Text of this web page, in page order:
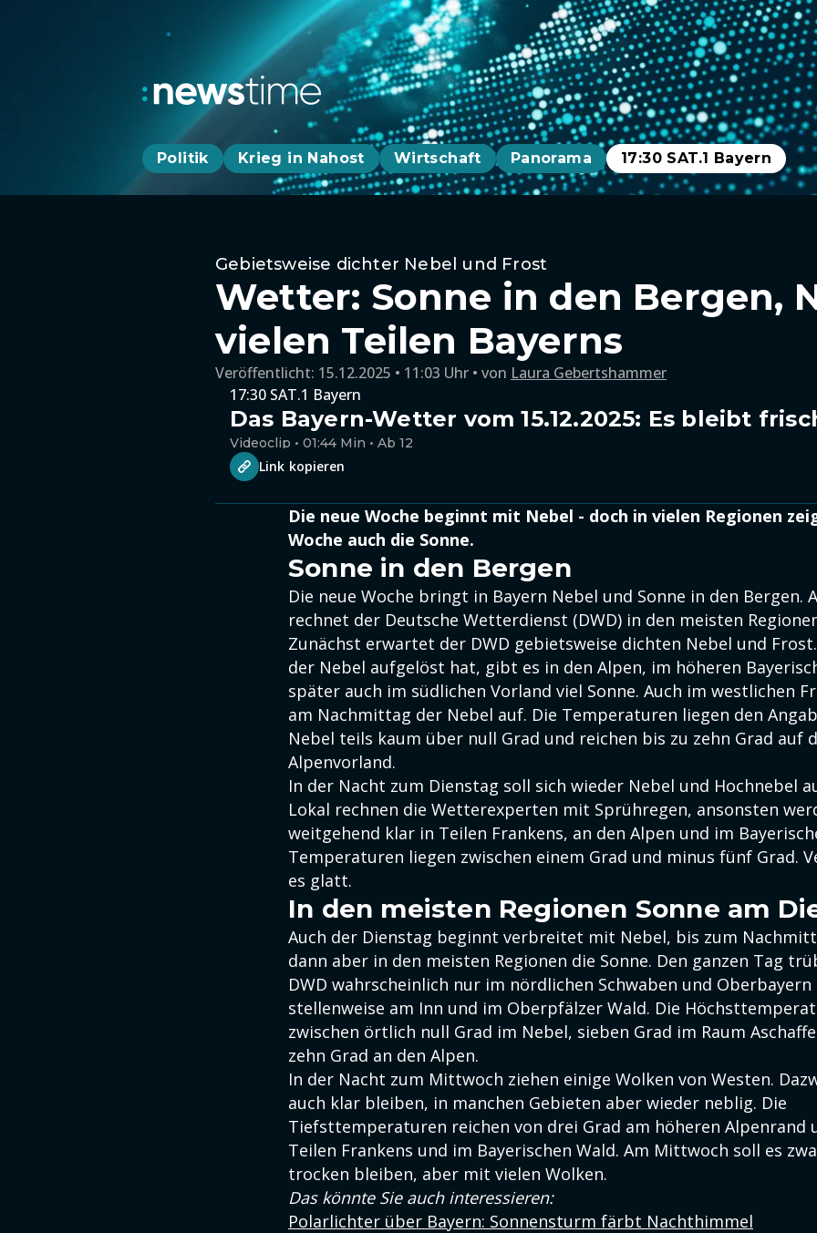
Politik Krieg in Nahost Wirtschaft Panorama 17:30 SAT.1 Bayern
Gebietsweise dichter Nebel und Frost
Wetter: Sonne in den Bergen,
vielen Teilen Bayerns
Veröffentlicht: 15.12.2025 • 11:03 Uhr von Laura Gebertshammer
17:30 SAT.1 Bayern
Das Bayern-Wetter vom 15.12.2025: Es bleibt
Videoclip • 01:44 Min • Ab 12
Link kopieren
Die neue Woche beginnt mit Nebel - doch in vielen Regionen
Woche auch die Sonne.
Sonne in den Bergen
Die neue Woche bringt in Bayern Nebel und Sonne in den Bergen.
rechnet der Deutsche Wetterdienst (DWD) in den meisten
Zunächst erwartet der DWD gebietsweise dichten Nebel und
der Nebel aufgelöst hat, gibt es in den Alpen, im höheren
später auch im südlichen Vorland viel Sonne. Auch im westlichen
am Nachmittag der Nebel auf. Die Temperaturen liegen den
Nebel teils kaum über null Grad und reichen bis zu zehn Grad auf
Alpenvorland.
In der Nacht zum Dienstag soll sich wieder Nebel und Hochnebel
Lokal rechnen die Wetterexperten mit Sprühregen, ansonsten
weitgehend klar in Teilen Frankens, an den Alpen und im
Temperaturen liegen zwischen einem Grad und minus fünf Grad.
es glatt.
In den meisten Regionen Sonne am
Auch der Dienstag beginnt verbreitet mit Nebel, bis zum
dann aber in den meisten Regionen die Sonne. Den ganzen Tag
DWD wahrscheinlich nur im nördlichen Schwaben und Oberbayern
stellenweise am Inn und im Oberpfälzer Wald. Die
zwischen örtlich null Grad im Nebel, sieben Grad im Raum
zehn Grad an den Alpen.
In der Nacht zum Mittwoch ziehen einige Wolken von Westen.
auch klar bleiben, in manchen Gebieten aber wieder neblig. Die
Tiefsttemperaturen reichen von drei Grad am höheren Alpenrand
Teilen Frankens und im Bayerischen Wald. Am Mittwoch soll es
trocken bleiben, aber mit vielen Wolken.
Das könnte Sie auch interessieren:
Polarlichter über Bayern: Sonnensturm färbt Nachthimmel